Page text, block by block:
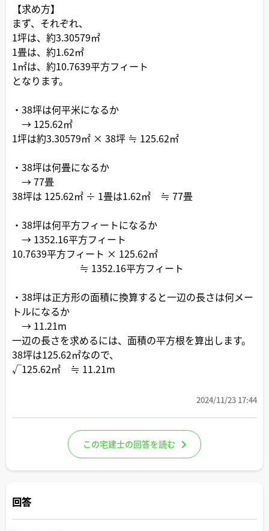
【求め方】
まず、それぞれ、
1坪は、約3.30579㎡
1畳は、約1.62㎡
1㎡は、約10.7639平方フィート
となります。
・38坪は何平米になるか
→ 125.62㎡
1坪は約3.30579㎡ × 38坪 ≒ 125.62㎡
・38坪は何畳になるか
→ 77畳
38坪は 125.62㎡ ÷ 1畳は1.62㎡ ≒ 77畳
・38坪は何平方フィートになるか
→ 1352.16平方フィート
10.7639平方フィート × 125.62㎡
≒ 1352.16平方フィート
・38坪は正方形の面積に換算すると一辺の長さは何メー
トルになるか
→ 11.21m
一辺の長さを求めるには、面積の平方根を算出します。
38坪は125.62㎡なので、
√125.62㎡ ≒ 11.21m
2024/11/23 17:44
この宅建士の回答を読む
回答